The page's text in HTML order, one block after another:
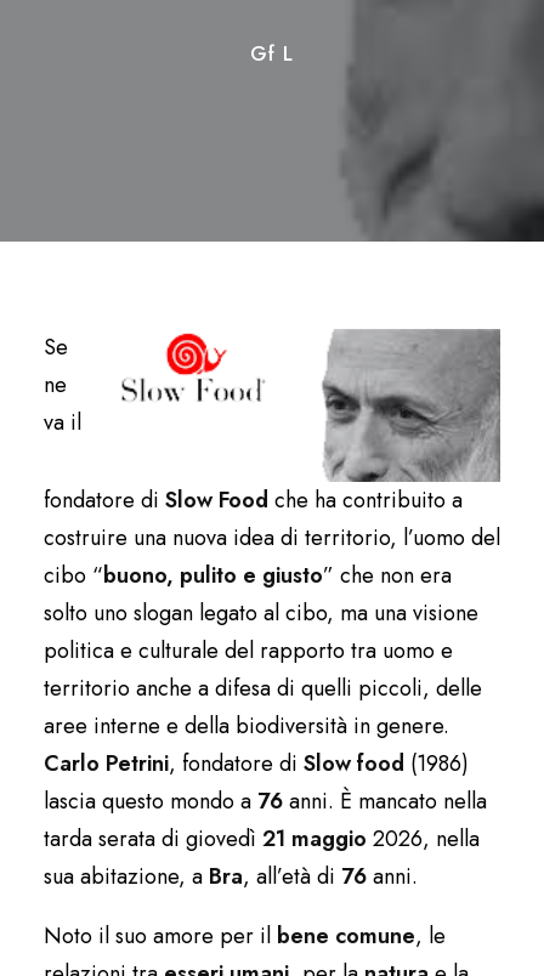
Gf L
Se
ne
va il
fondatore di Slow Food che ha contribuito a
costruire una nuova idea di territorio, l’uomo del
cibo “buono, pulito e giusto” che non era
solto uno slogan legato al cibo, ma una visione
politica e culturale del rapporto tra uomo e
territorio anche a difesa di quelli piccoli, delle
aree interne e della biodiversità in genere.
Carlo Petrini, fondatore di Slow food (1986)
lascia questo mondo a 76anni. È mancato nella
tarda serata di giovedì 21 maggio 2026, nella
sua abitazione, a Bra, all’età di 76anni.
Noto il suo amore per il bene comune, le